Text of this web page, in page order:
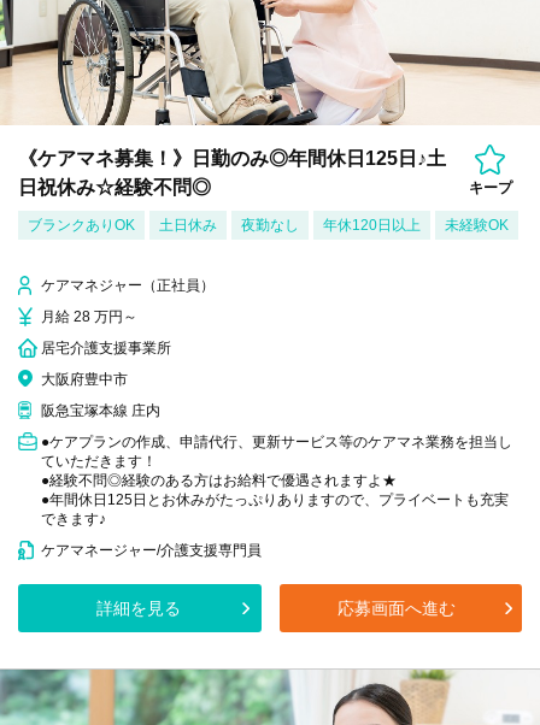
《ケアマネ募集！》日勤のみ◎年間休日125日♪土
日祝休み☆経験不問◎
キープ
ブランクありOK 土日休み 夜勤なし 年休120日以上 未経験OK
ケアマネジャー（正社員）
月給 28 万円～
居宅介護支援事業所
大阪府豊中市
阪急宝塚本線 庄内
●ケアプランの作成、申請代行、更新サービス等のケアマネ業務を担当し
ていただきます！
●経験不問◎経験のある方はお給料で優遇されますよ★
●年間休日125日とお休みがたっぷりありますので、プライベートも充実
できます♪
ケアマネージャー/介護支援専門員
詳細を見る 応募画面へ進む